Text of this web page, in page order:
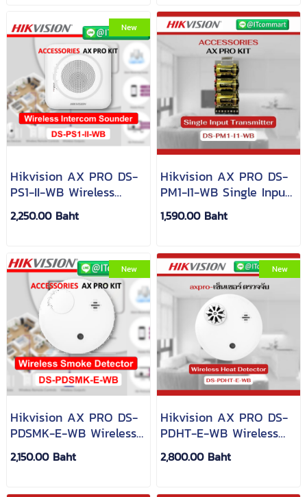
New
Hikvision AX PRO DS-
PS1-II-WB Wireless
Intercom Sounder AX
PRO
2,250.00 Baht
Hikvision AX PRO DS-
PM1-I1-WB Single Input
Transmitter
1,590.00 Baht
New
Hikvision AX PRO DS-
PDSMK-E-WB Wireless
Smoke Detector
2,150.00 Baht
New
Hikvision AX PRO DS-
PDHT-E-WB Wireless
Heat Detector
2,800.00 Baht